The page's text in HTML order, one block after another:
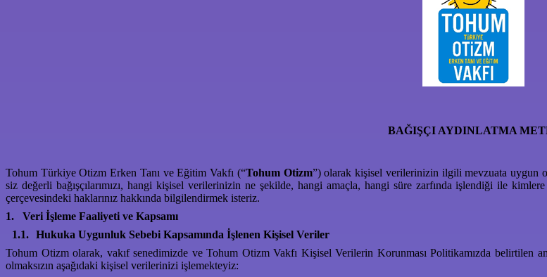
BAĞIŞÇI AYDINLATMA
Tohum Türkiye Otizm Erken Tanı ve Eğitim Vakfı (“Tohum Otizm”) olarak kişisel verilerinizin ilgili mevzuata uygun
siz değerli bağışçılarımızı, hangi kişisel verilerinizin ne şekilde, hangi amaçla, hangi süre zarfında işlendiği ile
çerçevesindeki haklarınız hakkında bilgilendirmek isteriz.
1.
Veri İşleme Faaliyeti ve Kapsamı
1.1. Hukuka Uygunluk Sebebi Kapsamında İşlenen Kişisel Veriler
Tohum Otizm olarak, vakıf senedimizde ve Tohum Otizm Vakfı Kişisel Verilerin Korunması Politikamızda belirtilen
olmaksızın aşağıdaki kişisel verilerinizi işlemekteyiz: